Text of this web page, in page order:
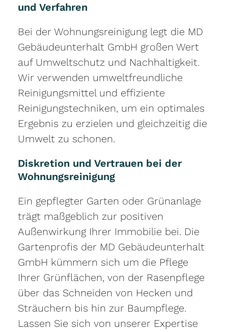
und Verfahren
Bei der Wohnungsreinigung legt die MD
Gebäudeunterhalt GmbH großen Wert
auf Umweltschutz und Nachhaltigkeit.
Wir verwenden umweltfreundliche
Reinigungsmittel und effiziente
Reinigungstechniken, um ein optimales
Ergebnis zu erzielen und gleichzeitig die
Umwelt zu schonen.
Diskretion und Vertrauen bei der
Wohnungsreinigung
Ein gepflegter Garten oder Grünanlage
trägt maßgeblich zur positiven
Außenwirkung Ihrer Immobilie bei. Die
Gartenprofis der MD Gebäudeunterhalt
GmbH kümmern sich um die Pflege
Ihrer Grünflächen, von der Rasenpflege
über das Schneiden von Hecken und
Sträuchern bis hin zur Baumpflege.
Lassen Sie sich von unserer Expertise